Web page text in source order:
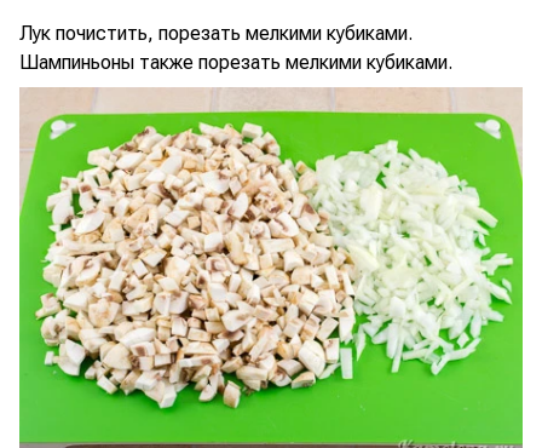
Лук почистить, порезать мелкими кубиками.
Шампиньоны также порезать мелкими кубиками.